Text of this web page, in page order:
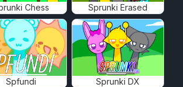
Chess Sprunki Erased
Spfundi Sprunki DX